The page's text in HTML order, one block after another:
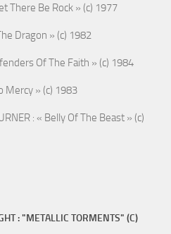
There Be Rock » (c) 1977
Dragon » (c) 1982
Of The Faith » (c) 1984
Mercy » (c) 1983
: « Belly Of The Beast » (c)
: "METALLIC TORMENTS" (C)